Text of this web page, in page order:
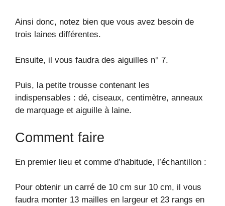
Ainsi donc, notez bien que vous avez besoin de
trois laines différentes.
Ensuite, il vous faudra des aiguilles n° 7.
Puis, la petite trousse contenant les
indispensables : dé, ciseaux, centimètre, anneaux
de marquage et aiguille à laine.
Comment faire
En premier lieu et comme d’habitude, l’échantillon :
Pour obtenir un carré de 10 cm sur 10 cm, il vous
faudra monter 13 mailles en largeur et 23 rangs en